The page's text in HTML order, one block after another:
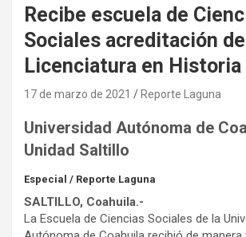
Recibe escuela de
Sociales acreditación de
Licenciatura en Historia
17 de marzo de 2021 Reporte Laguna
Universidad Autónoma de
Unidad Saltillo
Especial / Reporte Laguna
SALTILLO, Coahuila.-
La Escuela de Ciencias Sociales de la